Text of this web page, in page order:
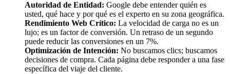
Autoridad de Entidad: Google debe entender quién es
usted, qué hace y por qué es el experto en su zona geográfica.
Rendimiento Web Crítico: La velocidad de carga no es un
lujo; es un factor de conversión. Un retraso de un segundo
puede reducir las conversiones en un 7%.
Optimización de Intención: No buscamos clics; buscamos
decisiones de compra. Cada página debe responder a una fase
específica del viaje del cliente.